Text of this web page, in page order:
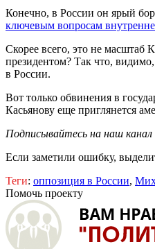
Конечно, в России он ярый
ключевым вопросам
Скорее всего, это не
президентом? Так что,
в России.
Вот только обвинения в
Касьянову еще приглянется
Подписывайтесь на наш канал
Если заметили ошибку,
Теги: оппозиция в России,
Помочь проекту